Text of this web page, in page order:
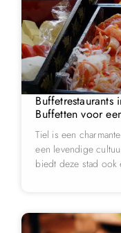
Buffetrestaurants
Buffetten voor
Tiel is een
een levendige
biedt deze stad ook